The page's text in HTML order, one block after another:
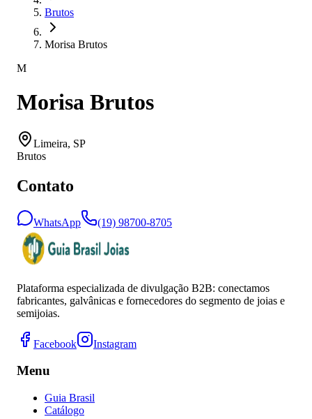
Brutos
Morisa Brutos
M
Morisa Brutos
Limeira, SP
Brutos
Contato
WhatsApp (19) 98700-8705
Plataforma especializada de divulgação B2B: conectamos
fabricantes, galvânicas e fornecedores do segmento de joias e
semijoias.
Facebook Instagram
Menu
Guia Brasil
Catálogo